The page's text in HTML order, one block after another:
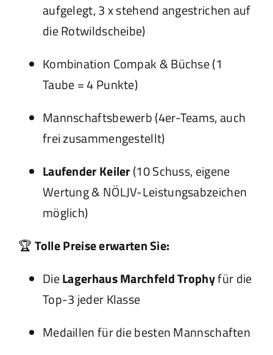
aufgelegt, 3 x stehend angestrichen auf
die Rotwildscheibe)
Kombination Compak & Büchse (1
Taube = 4 Punkte)
Mannschaftsbewerb (4er-Teams, auch
frei zusammengestellt)
Laufender Keiler(10 Schuss, eigene
Wertung & NÖLJV-Leistungsabzeichen
möglich)
🏆Tolle Preise erwarten Sie:
DieLagerhaus Marchfeld Trophyfür die
Top-3 jeder Klasse
Medaillen für die besten Mannschaften